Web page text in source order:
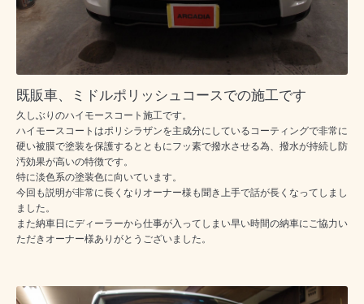
既販車、ミドルポリッシュコースでの施工です
久しぶりのハイモースコート施工です。
ハイモースコートはポリシラザンを主成分にしているコーティングで非常に
硬い被膜で塗装を保護するとともにフッ素で撥水させる為、撥水が持続し防
汚効果が高いの特徴です。
特に淡色系の塗装色に向いています。
今回も説明が非常に長くなりオーナー様も聞き上手で話が長くなってしまし
ました。
また納車日にディーラーから仕事が入ってしまい早い時間の納車にご協力い
ただきオーナー様ありがとうございました。